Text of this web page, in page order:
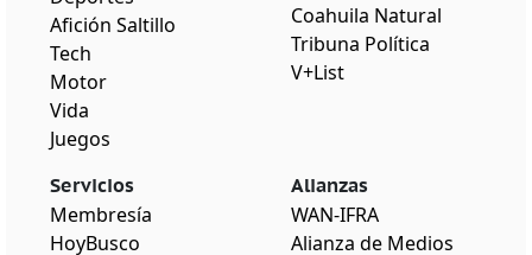
Afición Saltillo
Tech
Motor
Vida
Juegos
Coahuila Natural
Tribuna Política
V+List
Servicios
Membresía
HoyBusco
Alianzas
WAN-IFRA
Alianza de Medios